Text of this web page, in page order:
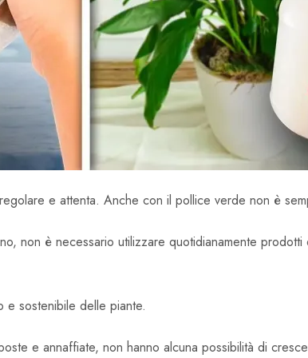
e attenta. Anche con il pollice verde non è
non è necessario utilizzare quotidianamente
e sostenibile delle piante.
e annaffiate, non hanno alcuna possibilità di